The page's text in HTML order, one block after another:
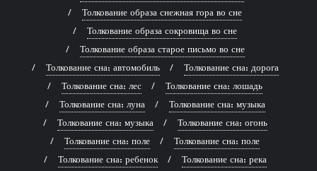
Толкование образа снежная гора во сне
Толкование образа сокровища во сне
Толкование образа старое письмо во сне
Толкование сна: автомобиль
Толкование сна: дорога
Толкование сна: лес
Толкование сна: лошадь
Толкование сна: луна
Толкование сна: музыка
Толкование сна: музыка
Толкование сна: огонь
Толкование сна: поле
Толкование сна: поле
Толкование сна: ребенок
Толкование сна: река